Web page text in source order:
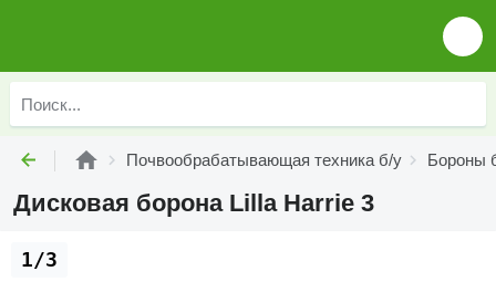
Почвообрабатывающая техника б/у Бороны
Дисковая борона Lilla Harrie 3
1/3